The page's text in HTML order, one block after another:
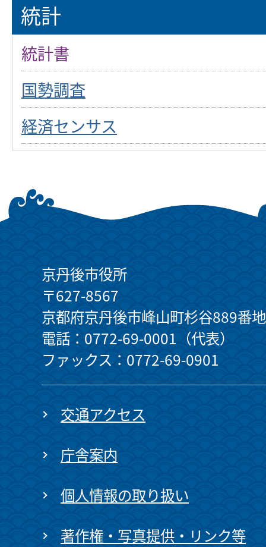
統計
統計書
国勢調査
経済センサス
京丹後市役所
〒627-8567
京都府京丹後市峰山町杉谷889番地
電話：0772-69-0001（代表）
ファックス：0772-69-0901
交通アクセス
庁舎案内
個人情報の取り扱い
著作権・写真提供・リンク等